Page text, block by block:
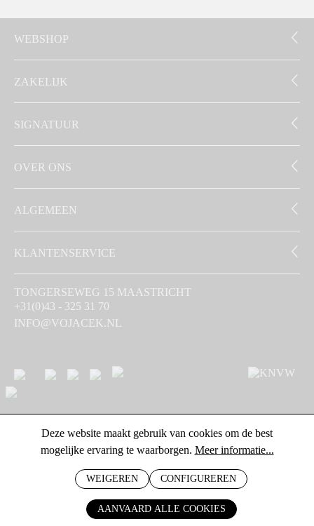
WEBSHOP
ZAKELIJK
SIGNATUUR
OVER ONS
ALGEMEEN
KLANTENSERVICE
TONGERSEWEG 15 MAASTRICHT
+31(0)43 - 325 31 70
INFO@VOJACEK.NL
Deze website maakt gebruik van cookies om de best
mogelijke ervaring te waarborgen. Meer informatie...
WEIGEREN CONFIGUREREN
AANVAARD ALLE COOKIES